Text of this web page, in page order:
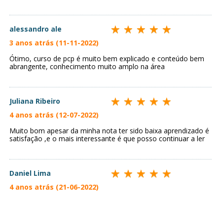
alessandro ale
3 anos atrás (11-11-2022)
Ótimo, curso de pcp é muito bem explicado e conteúdo bem
abrangente, conhecimento muito amplo na área
Juliana Ribeiro
4 anos atrás (12-07-2022)
Muito bom apesar da minha nota ter sido baixa aprendizado é
satisfação ,e o mais interessante é que posso continuar a ler
Daniel Lima
4 anos atrás (21-06-2022)